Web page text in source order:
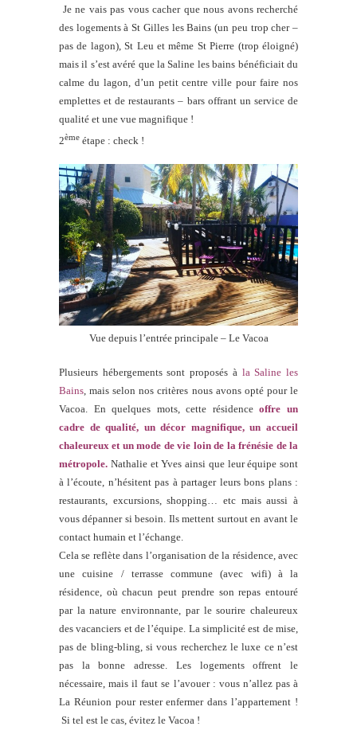
Je ne vais pas vous cacher que nous avons recherché
des logements à St Gilles les Bains (un peu trop cher –
pas de lagon), St Leu et même St Pierre (trop éloigné)
mais il s’est avéré que la Saline les bains bénéficiait du
calme du lagon, d’un petit centre ville pour faire nos
emplettes et de restaurants – bars offrant un service de
qualité et une vue magnifique !
2ème étape : check !
Vue depuis l’entrée principale – Le Vacoa
Plusieurs hébergements sont proposés à la Saline les
Bains, mais selon nos critères nous avons opté pour le
Vacoa. En quelques mots, cette résidenceoffre un
cadre de qualité, un décor magnifique, un accueil
chaleureux et un mode de vie loin de la frénésie de la
métropole. Nathalie et Yves ainsi que leur équipe sont
à l’écoute, n’hésitent pas à partager leurs bons plans :
restaurants, excursions, shopping… etc mais aussi à
vous dépanner si besoin. Ils mettent surtout en avant le
contact humain et l’échange.
Cela se reflète dans l’organisation de la résidence, avec
une cuisine / terrasse commune (avec wifi) à la
résidence, où chacun peut prendre son repas entouré
par la nature environnante, par le sourire chaleureux
des vacanciers et de l’équipe. La simplicité est de mise,
pas de bling-bling, si vous recherchez le luxe ce n’est
pas la bonne adresse. Les logements offrent le
nécessaire, mais il faut se l’avouer : vous n’allez pas à
La Réunion pour rester enfermer dans l’appartement !
Si tel est le cas, évitez le Vacoa !